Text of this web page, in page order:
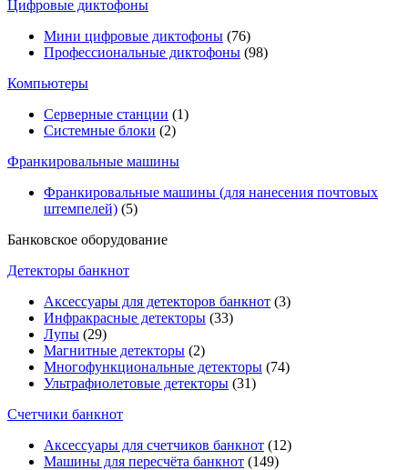
Цифровые диктофоны
Мини цифровые диктофоны (76)
Профессиональные диктофоны (98)
Компьютеры
Серверные станции (1)
Системные блоки (2)
Франкировальные машины
Франкировальные машины (для нанесения почтовых
штемпелей) (5)
Банковское оборудование
Детекторы банкнот
Аксессуары для детекторов банкнот (3)
Инфракрасные детекторы (33)
Лупы (29)
Магнитные детекторы (2)
Многофункциональные детекторы (74)
Ультрафиолетовые детекторы (31)
Счетчики банкнот
Аксессуары для счетчиков банкнот (12)
Машины для пересчёта банкнот (149)